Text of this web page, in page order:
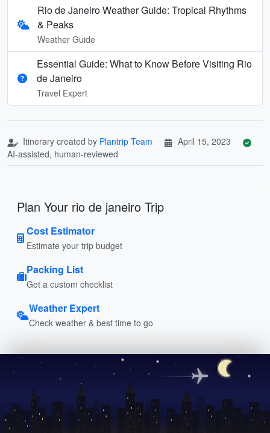
Rio de Janeiro Weather Guide: Tropical Rhythms
& Peaks
Weather Guide
Essential Guide: What to Know Before Visiting Rio
de Janeiro
Travel Expert
Itinerary created by Plantrip Team
April 15, 2023
AI-assisted, human-reviewed
Plan Your rio de janeiro Trip
Cost Estimator
Estimate your trip budget
Packing List
Get a custom checklist
Weather Expert
Check weather & best time to go